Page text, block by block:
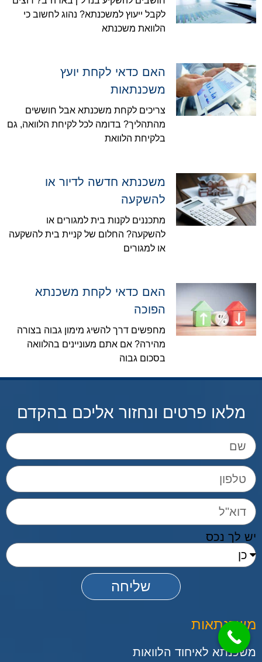
לקבל ייעוץ למשכנתא? נהוג לחשוב כי
הלוואת משכנתא
האם כדאי לקחת יועץ
משכנתאות
צריכים לקחת משכנתא אבל חוששים
מהתהליך? בדומה לכל לקיחת הלוואה, גם
בלקיחת הלוואת
משכנתא חדשה לדיור או
להשקעה
מתכננים לקנות בית למגורים או
להשקעה? החלום של קניית בית להשקעה
או למגורים
האם כדאי לקחת משכנתא
הפוכה
מחפשים דרך להשיג מימון גבוה בצורה
מהירה? אם אתם מעוניינים בהלוואה
בסכום גבוה
מלאו פרטים ונחזור אליכם בהקדם
יש לך נכס
שליחה
משכנתאות
משכנתא לאיחוד הלוואות